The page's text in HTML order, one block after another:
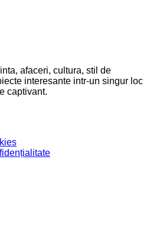
afaceri, cultura, stil de
interesante intr-un singur loc
captivant.